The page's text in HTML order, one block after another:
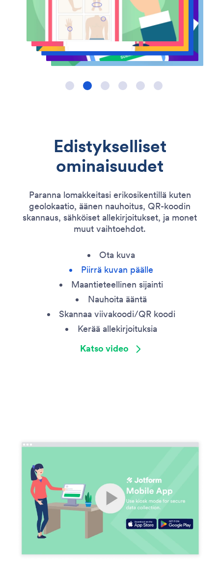
Edistykselliset
ominaisuudet
Paranna lomakkeitasi erikosikentillä kuten
geolokaatio, äänen nauhoitus, QR-koodin
skannaus, sähköiset allekirjoitukset, ja monet
muut vaihtoehdot.
Ota kuva
Piirrä kuvan päälle
Maantieteellinen sijainti
Nauhoita ääntä
Skannaa viivakoodi/QR koodi
Kerää allekirjoituksia
Katso video